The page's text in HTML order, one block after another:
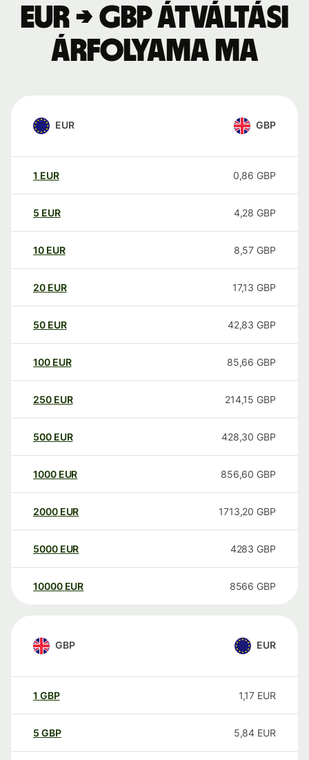
EUR → GBP átváltási
árfolyama ma
EUR GBP
1 EUR 0,86 GBP
5 EUR 4,28 GBP
10 EUR 8,57 GBP
20 EUR 17,13 GBP
50 EUR 42,83 GBP
100 EUR 85,66 GBP
250 EUR 214,15 GBP
500 EUR 428,30 GBP
1000 EUR 856,60 GBP
2000 EUR 1713,20 GBP
5000 EUR 4283 GBP
10000 EUR 8566 GBP
GBP EUR
1 GBP 1,17 EUR
5 GBP 5,84 EUR